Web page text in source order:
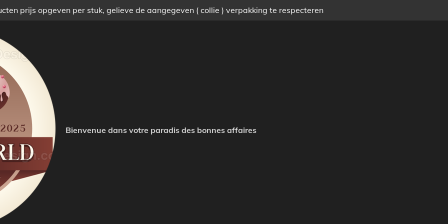
prijs opgeven per stuk, gelieve de aangegeven ( collie ) verpakking te respecteren
Bienvenue dans votre paradis des bonnes affaires